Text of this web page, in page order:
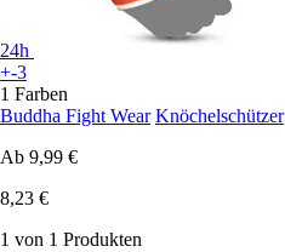
24h
+-3
1 Farben
Buddha Fight Wear Knöchelschützer
Ab 9,99 €
8,23 €
1 von 1 Produkten